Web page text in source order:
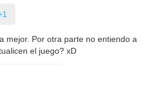
mejor. Por otra parte no entiendo a
el juego? xD